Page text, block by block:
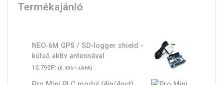
Termékajánló
NEO‑6M GPS / SD-logger shield -
külső aktív antennával
10.790Ft (8.496Ft+ÁFA)